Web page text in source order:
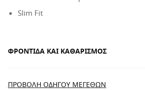
Slim Fit
ΦΡΟΝΤΊΔΑ ΚΑΙ ΚΑΘΑΡΙΣΜΌΣ
ΠΡΟΒΟΛΉ ΟΔΗΓΟΎ ΜΕΓΕΘΏΝ